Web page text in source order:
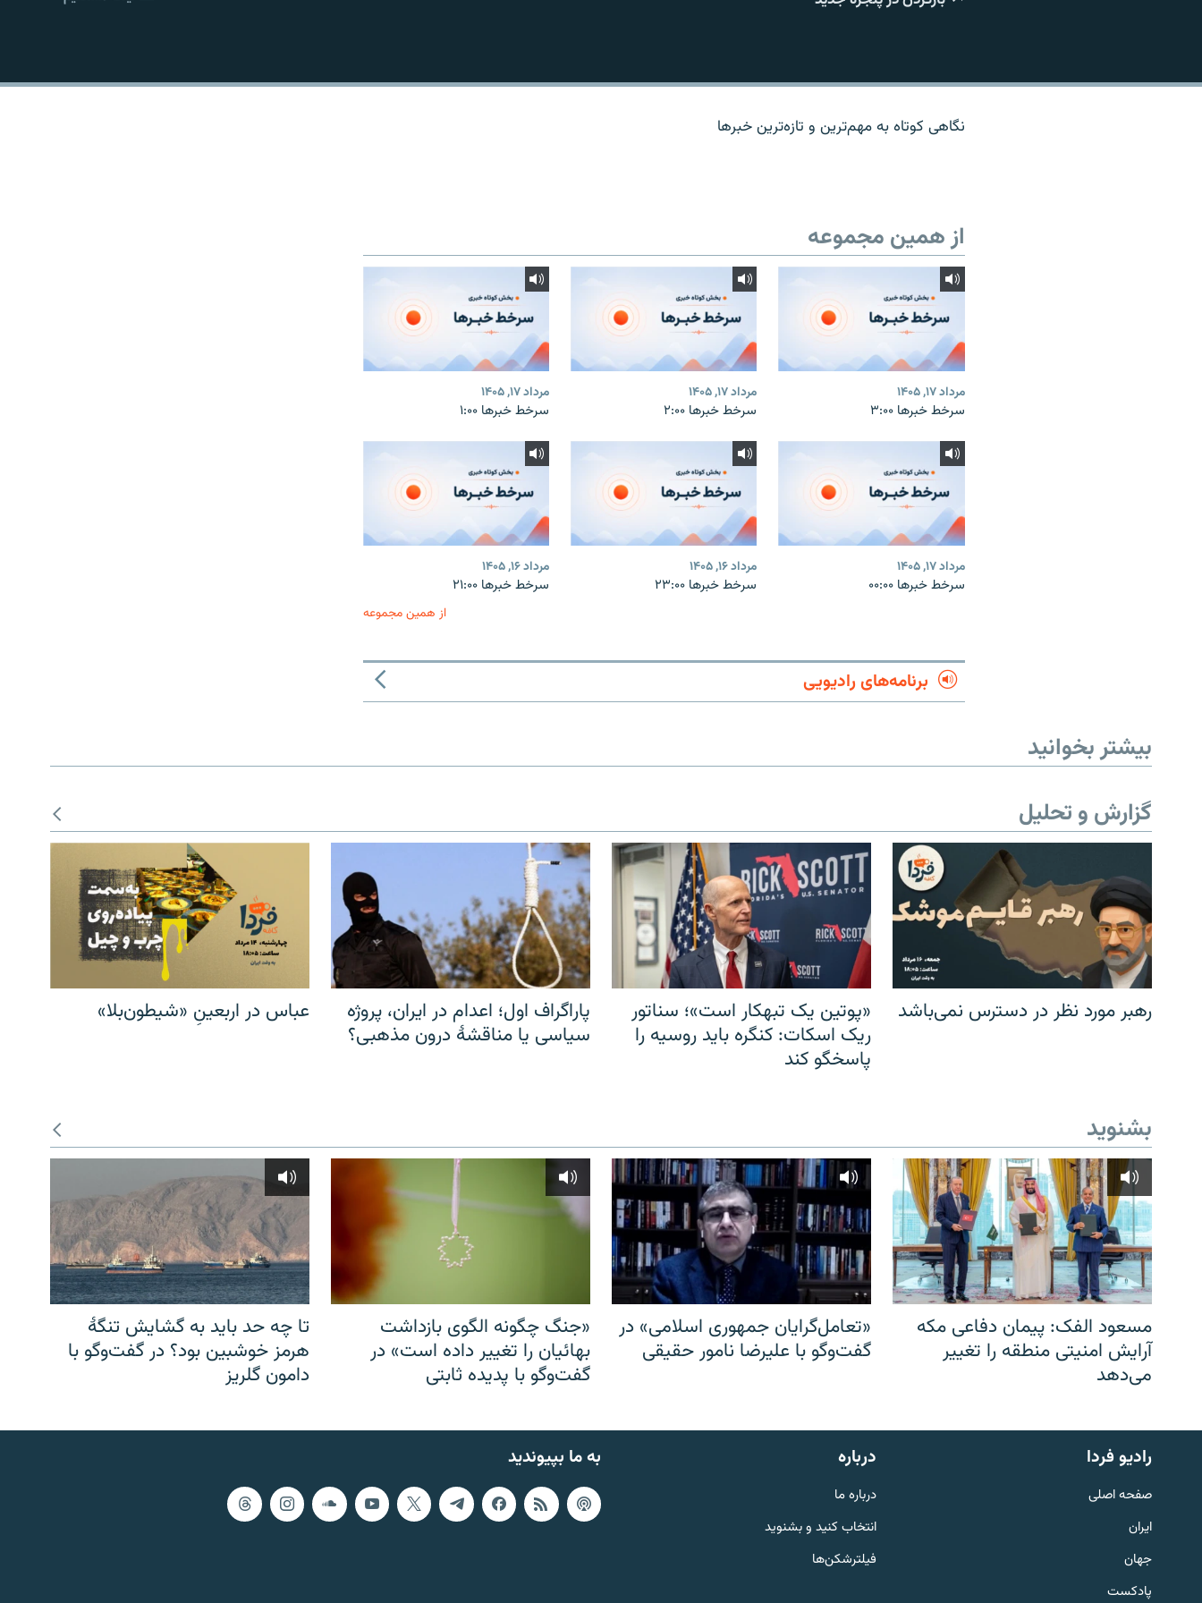
English
به ما بپیوندید
EMBED
نگاهی کوتاه به مهم‌ترين و تازه‌ترين خبرها
از همین مجموعه
مرداد ۱۷, ۱۴۰۵
سرخط خبرها ۳:۰۰
مرداد ۱۷, ۱۴۰۵
سرخط خبرها ۲:۰۰
مرداد ۱۷, ۱۴۰۵
سرخط خبرها ۱:۰۰
مرداد ۱۷, ۱۴۰۵
سرخط خبرها ۰۰:۰۰
مرداد ۱۶, ۱۴۰۵
سرخط خبرها ۲۳:۰۰
مرداد ۱۶, ۱۴۰۵
سرخط خبرها ۲۱:۰۰
از همین مجموعه
برنامه‌های رادیویی
بیشتر بخوانید
گزارش و تحلیل
رهبر مورد نظر در دسترس نمی‌باشد
«پوتین یک تبهکار است»؛ سناتور
ریک اسکات: کنگره باید روسیه را
پاسخگو کند
پاراگراف اول؛ اعدام در ایران، پروژه
سیاسی یا مناقشهٔ درون مذهبی؟
عباس در اربعینِ «شیطون‌بلا»
بشنوید
مسعود الفک: پیمان دفاعی مکه
آرایش امنیتی منطقه را تغییر
می‌دهد
«تعامل‌گرایان جمهوری اسلامی» در
گفت‌وگو با علیرضا نامور حقیقی
«جنگ چگونه الگوی بازداشت
بهائیان را تغییر داده است» در
گفت‌وگو با پدیده ثابتی
تا چه حد باید به گشایش تنگهٔ
هرمز خوشبین بود؟ در گفت‌وگو با
دامون گلریز
به ما بپیوندید رادیو فردا
صفحه اصلی
ایران
جهان
پادکست
درباره
درباره ما
انتخاب کنید و بشنوید
فیلترشکن‌ها